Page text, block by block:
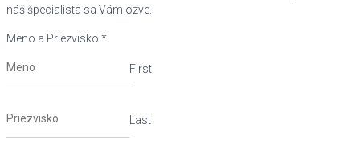
náš špecialista sa Vám ozve.
Meno a Priezvisko *
First
Last